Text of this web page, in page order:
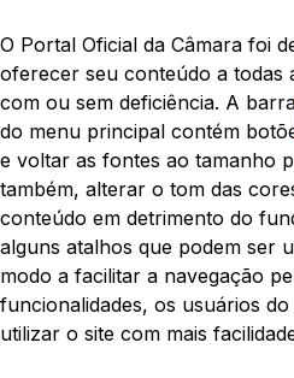
O Portal Oficial da Câmara foi
oferecer seu conteúdo a todas
com ou sem deficiência. A
do menu principal contém
e voltar as fontes ao tamanho
também, alterar o tom das
conteúdo em detrimento do
alguns atalhos que podem ser
modo a facilitar a navegação
funcionalidades, os usuários
utilizar o site com mais